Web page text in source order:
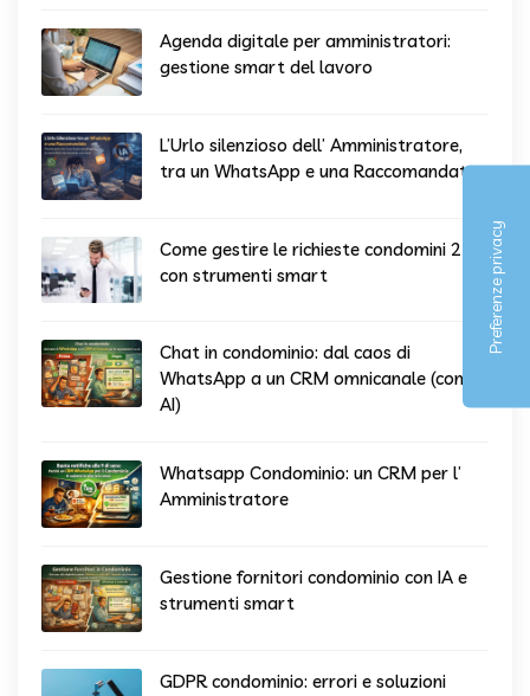
Agenda digitale per amministratori:
gestione smart del lavoro
L’Urlo silenzioso dell’ Amministratore,
tra un WhatsApp e una Raccomandata
Come gestire le richieste condomini 24/7
con strumenti smart
Chat in condominio: dal caos di
WhatsApp a un CRM omnicanale (con
AI)
Whatsapp Condominio: un CRM per l’
Amministratore
Gestione fornitori condominio con IA e
strumenti smart
GDPR condominio: errori e soluzioni